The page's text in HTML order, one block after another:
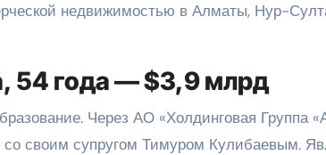
недвижимостью в Алматы, Нур-
54 года — $3,9 млрд
Через АО «Холдинговая Группа
со своим супругом Тимуром Кулибаевым.